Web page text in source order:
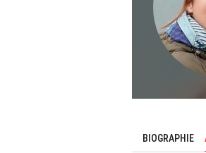
BIOGRAPHIE